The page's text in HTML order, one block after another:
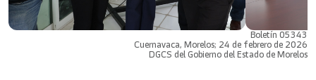
Boletín 05343
Cuernavaca, Morelos; 24 de febrero de 2026
DGCS del Gobierno del Estado de Morelos